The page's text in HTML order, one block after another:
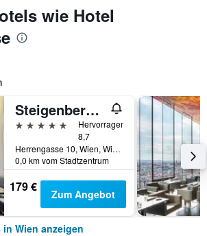
wie Hotel
Steigenberger Hotel Herrenhof
5 Sterne
Hervorragend
8,7
Herrengasse 10, Wien, Wien (Bundesland), Österreich
0,0 km vom Stadtzentrum
179 € Zum Angebot
Wien anzeigen